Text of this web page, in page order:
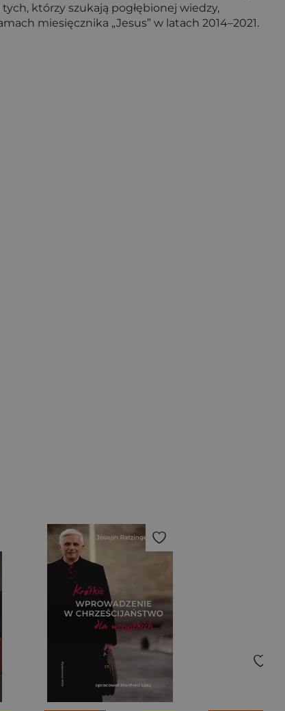
którzy szukają pogłębionej wiedzy,
miesięcznika „Jesus” w latach 2014–2021.